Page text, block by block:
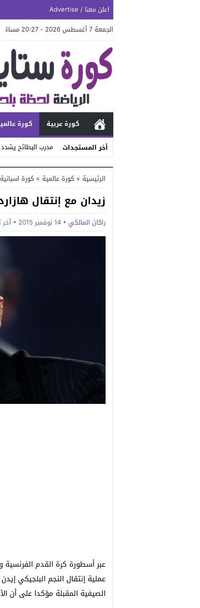
اعلن معنا / Advertise
الجمعة 7 أغسطس 2026 - 20:27 مساءً
كورة عربية كورة
أخر المستجدات
مدرب البطائح
Stop
Previous
Next
الرئيسية » كورة عالمية » كورة اسبانية
زيدان مع إنتقال
راكان المالكي 14 نوفمبر 2015
عبر أسطورة كرة القدم الفرنسية
عملية إنتقال النجم البلجيكي
الصيفية المقبلة مؤكدا على أن